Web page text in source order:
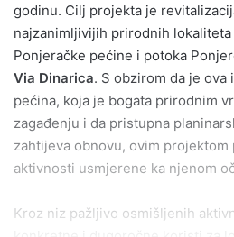
godinu. Cilj projekta je
najzanimljivijih prirodnih lokaliteta
Ponjeračke pećine i potoka
Via Dinarica. S obzirom da je
pećina, koja je bogata prirodnim
zagađenju i da pristupna
zahtijeva obnovu, ovim
aktivnosti usmjerene ka njenom
Kroz niz pažljivo osmišljenih